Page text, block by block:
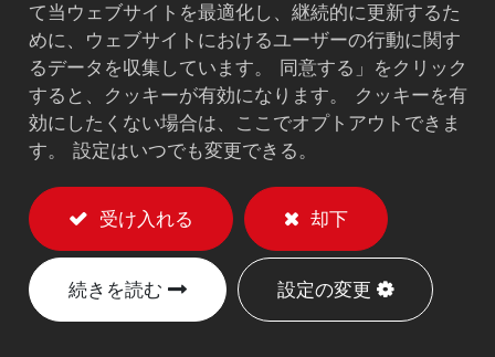
て当ウェブサイトを最適化し、継続的に更新するた
めに、ウェブサイトにおけるユーザーの行動に関す
るデータを収集しています。 同意する」をクリック
すると、クッキーが有効になります。 クッキーを有
効にしたくない場合は、ここでオプトアウトできま
す。 設定はいつでも変更できる。
受け入れる 却下
続きを読む 設定の変更